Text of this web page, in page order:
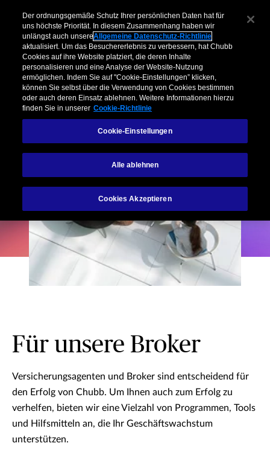
Für unsere Broker
Versicherungsagenten und Broker sind entscheidend für
den Erfolg von Chubb. Um Ihnen auch zum Erfolg zu
verhelfen, bieten wir eine Vielzahl von Programmen, Tools
und Hilfsmitteln an, die Ihr Geschäftswachstum
unterstützen.
Der ordnungsgemäße Schutz Ihrer persönlichen Daten hat für
uns höchste Priorität. In diesem Zusammenhang haben wir
unlängst auch unsereAllgemeine Datenschutz-Richtlinie
aktualisiert. Um das Besuchererlebnis zu verbessern, hat Chubb
Cookies auf ihre Website platziert, die deren Inhalte
personalisieren und eine Analyse der Website-Nutzung
ermöglichen. Indem Sie auf "Cookie-Einstellungen” klicken,
können Sie selbst über die Verwendung von Cookies bestimmen
oder auch deren Einsatz ablehnen. Weitere Informationen hierzu
finden Sie in unserer Cookie-Richtlinie
Cookie-Einstellungen
Alle ablehnen
Cookies Akzeptieren